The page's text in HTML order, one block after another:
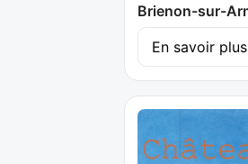
Brienon-sur-
En savoir plus